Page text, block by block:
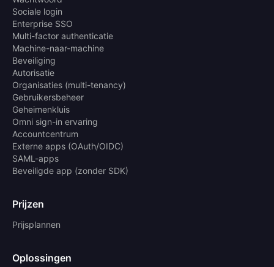
Sociale login
Enterprise SSO
Multi-factor authenticatie
Machine-naar-machine
Beveiliging
Autorisatie
Organisaties (multi-tenancy)
Gebruikersbeheer
Geheimenkluis
Omni sign-in ervaring
Accountcentrum
Externe apps (OAuth/OIDC)
SAML-apps
Beveiligde app (zonder SDK)
Prijzen
Prijsplannen
Oplossingen